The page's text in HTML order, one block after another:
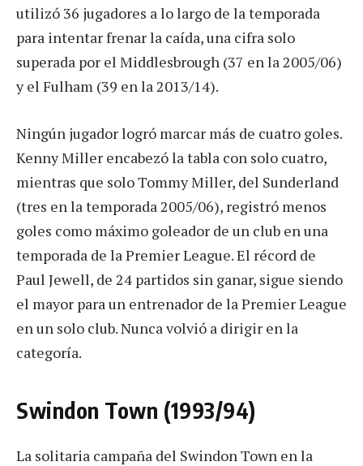
utilizó 36 jugadores a lo largo de la temporada
para intentar frenar la caída, una cifra solo
superada por el Middlesbrough (37 en la 2005/06)
y el Fulham (39 en la 2013/14).
Ningún jugador logró marcar más de cuatro goles.
Kenny Miller encabezó la tabla con solo cuatro,
mientras que solo Tommy Miller, del Sunderland
(tres en la temporada 2005/06), registró menos
goles como máximo goleador de un club en una
temporada de la Premier League. El récord de
Paul Jewell, de 24 partidos sin ganar, sigue siendo
el mayor para un entrenador de la Premier League
en un solo club. Nunca volvió a dirigir en la
categoría.
Swindon Town (1993/94)
La solitaria campaña del Swindon Town en la